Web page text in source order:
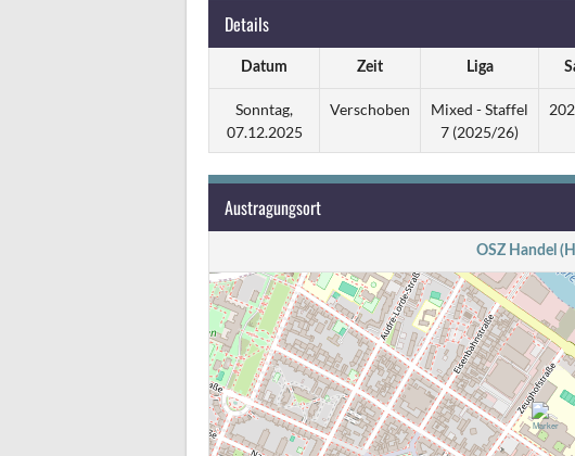
Details
Datum Zeit Liga
Sonntag,
07.12.2025
Verschoben
Mixed - Staffel
7 (2025/26)
Austragungsort
OSZ Handel